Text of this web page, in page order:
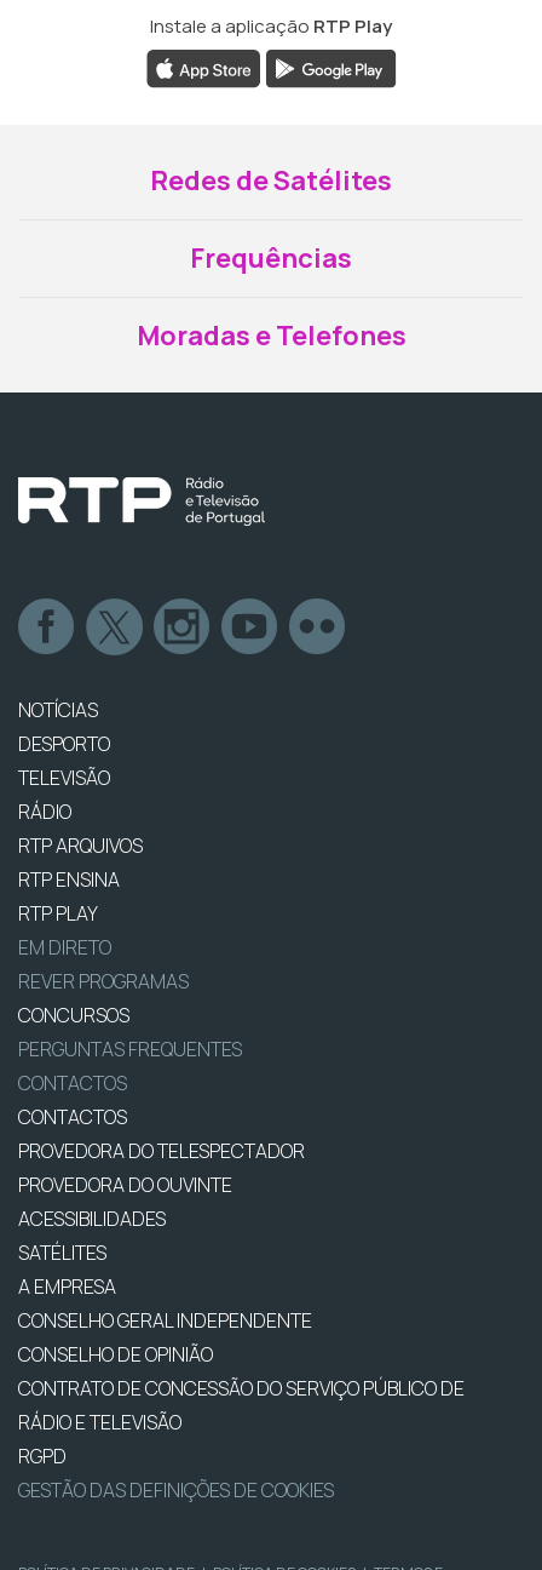
Instale a aplicação RTP Play
Redes de Satélites
Frequências
Moradas e Telefones
NOTÍCIAS
DESPORTO
TELEVISÃO
RÁDIO
RTP ARQUIVOS
RTP ENSINA
RTP PLAY
EM DIRETO
REVER PROGRAMAS
CONCURSOS
PERGUNTAS FREQUENTES
CONTACTOS
CONTACTOS
PROVEDORA DO TELESPECTADOR
PROVEDORA DO OUVINTE
ACESSIBILIDADES
SATÉLITES
A EMPRESA
CONSELHO GERAL INDEPENDENTE
CONSELHO DE OPINIÃO
CONTRATO DE CONCESSÃO DO SERVIÇO PÚBLICO DE
RÁDIO E TELEVISÃO
RGPD
GESTÃO DAS DEFINIÇÕES DE COOKIES